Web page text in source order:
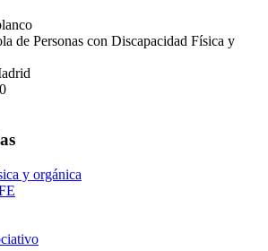
de Personas con Discapacidad Física y
y orgánica